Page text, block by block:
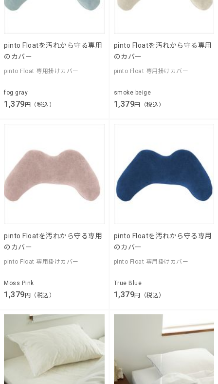
pinto Floatを汚れから守る専用
のカバー
pinto Float 専用掛けカバー
fog gray
1,379円（税込）
pinto Floatを汚れから守る専用
のカバー
pinto Float 専用掛けカバー
smoke beige
1,379円（税込）
pinto Floatを汚れから守る専用
のカバー
pinto Float 専用掛けカバー
Moss Pink
1,379 円（税込）
pinto Floatを汚れから守る専用
のカバー
pinto Float 専用掛けカバー
True Blue
1,379円（税込）